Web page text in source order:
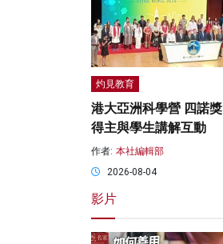
灼見教育
港大亞洲科學營 四諾獎
得主與學生講解互動
作者: 本社編輯部
2026-08-04
影片